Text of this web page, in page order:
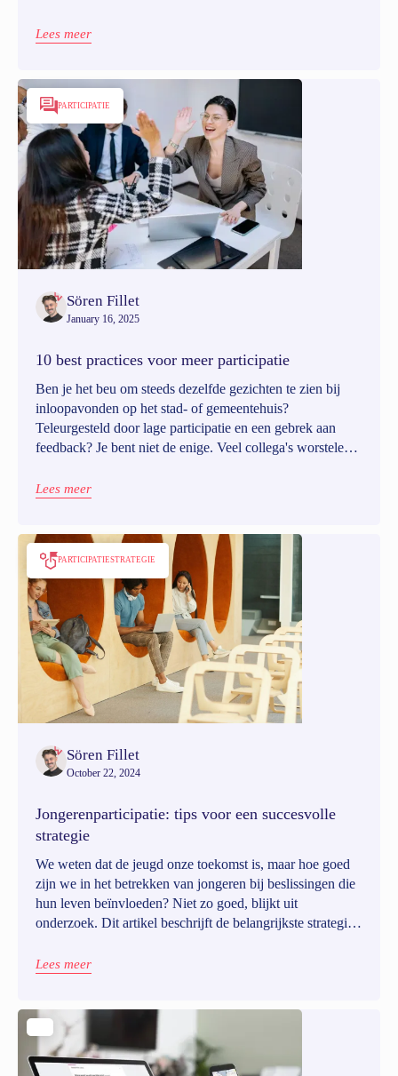
Lees meer
PARTICIPATIE
Sören Fillet
January 16, 2025
10 best practices voor meer participatie
Ben je het beu om steeds dezelfde gezichten te zien bij
inloopavonden op het stad- of gemeentehuis?
Teleurgesteld door lage participatie en een gebrek aan
feedback? Je bent niet de enige. Veel collega's worstelen
tien best practices om je te helpen de spiraal van lage
Lees meer
PARTICIPATIESTRATEGIE
Sören Fillet
October 22, 2024
Jongerenparticipatie: tips voor een succesvolle
strategie
We weten dat de jeugd onze toekomst is, maar hoe goed
zijn we in het betrekken van jongeren bij beslissingen die
hun leven beïnvloeden? Niet zo goed, blijkt uit
onderzoek. Dit artikel beschrijft de belangrijkste strategie√
jongerenparticipatie.
Lees meer